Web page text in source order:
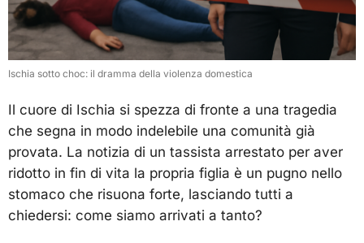
Ischia sotto choc: il dramma della violenza domestica
Il cuore di Ischia si spezza di fronte a una tragedia
che segna in modo indelebile una comunità già
provata. La notizia di un tassista arrestato per aver
ridotto in fin di vita la propria figlia è un pugno nello
stomaco che risuona forte, lasciando tutti a
chiedersi: come siamo arrivati a tanto?